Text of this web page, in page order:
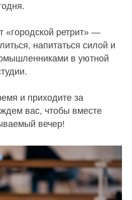
«городской ретрит» —
напитаться силой и
в уютной
и приходите за
вас, чтобы вместе
вечер!